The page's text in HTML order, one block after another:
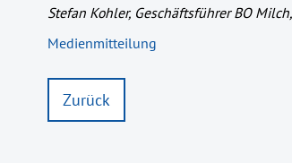
Stefan Kohler, Geschäftsführer BO
Medienmitteilung
Zurück